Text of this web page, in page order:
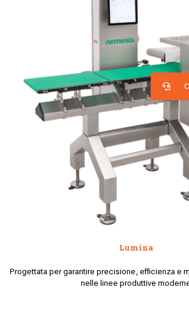
Lumina
Progettata per garantire precisione, efficienza e
nelle linee produttive